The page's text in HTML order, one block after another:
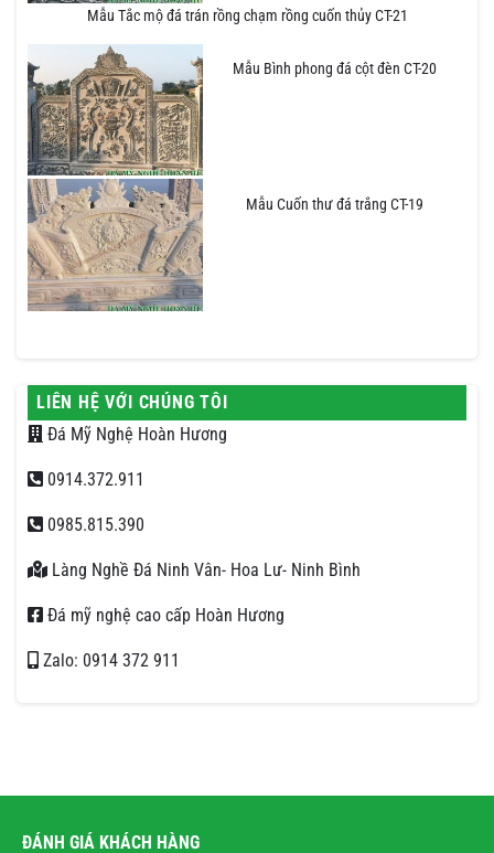
Mẫu Tắc mộ đá trán rồng chạm rồng cuốn thủy CT-21
Mẫu Bình phong đá cột đèn CT-20
Mẫu Cuốn thư đá trắng CT-19
LIÊN HỆ VỚI CHÚNG TÔI
Đá Mỹ Nghệ Hoàn Hương
0914.372.911
0985.815.390
Làng Nghề Đá Ninh Vân- Hoa Lư- Ninh Bình
Đá mỹ nghệ cao cấp Hoàn Hương
Zalo: 0914 372 911
ĐÁNH GIÁ KHÁCH HÀNG